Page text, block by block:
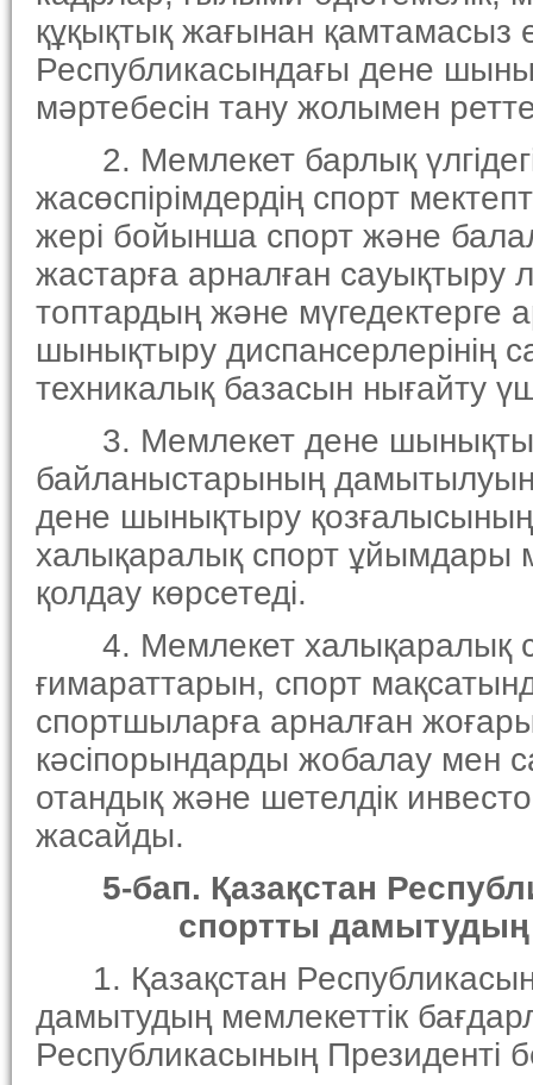
құқықтық жағынан қамтамасыз
Республикасындағы дене
мәртебесiн тану жолымен
2. Мемлекет барлық үлгiдегi
жасөспiрiмдердiң спорт
жерi бойынша спорт және
жастарға арналған
топтардың және мүгедектерге
шынықтыру диспансерлерiнiң
техникалық базасын нығайту
3. Мемлекет дене
байланыстарының
дене шынықтыру
халықаралық спорт ұйымдары
қолдау көрсетедi.
4. Мемлекет халықаралық
ғимараттарын, спорт
спортшыларға арналған
кәсiпорындарды жобалау мен
отандық және шетелдiк
жасайды.
5-бап. Қазақстан
спортты дамытудың
1. Қазақстан
дамытудың мемлекеттiк
Республикасының Президентi